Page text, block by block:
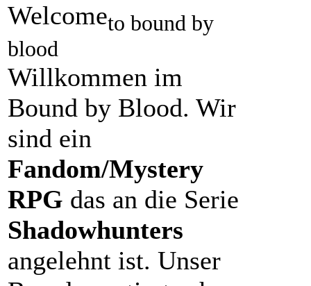
Welcometo bound by
blood
Willkommen im
Bound by Blood. Wir
sind ein
Fandom/Mystery
RPG das an die Serie
Shadowhunters
angelehnt ist. Unser